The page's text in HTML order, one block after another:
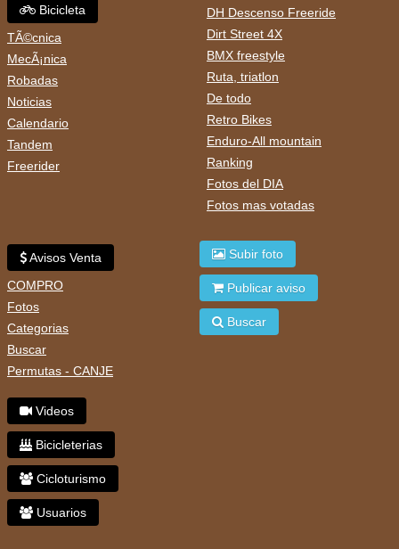
Bicicleta
TÃ©cnica
MecÃ¡nica
Robadas
Noticias
Calendario
Tandem
Freerider
DH Descenso Freeride
Dirt Street 4X
BMX freestyle
Ruta, triatlon
De todo
Retro Bikes
Enduro-All mountain
Ranking
Fotos del DIA
Fotos mas votadas
Avisos Venta
COMPRO
Fotos
Categorias
Buscar
Permutas - CANJE
Videos
Bicicleterias
Cicloturismo
Usuarios
Subir foto
Publicar aviso
Buscar